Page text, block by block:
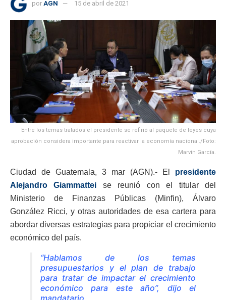
por AGN 15 de abril de 2021
Entre los temas tratados el presidente se refirió al paquete de leyes cuya
aprobación considera importante para reactivar la economía nacional./Foto:
Marvin García.
Ciudad de Guatemala, 3 mar (AGN).- El presidente
Alejandro Giammattei se reunió con el titular del
Ministerio de Finanzas Públicas (Minfin), Álvaro
González Ricci, y otras autoridades de esa cartera para
abordar diversas estrategias para propiciar el crecimiento
económico del país.
“Hablamos de los temas
presupuestarios y el plan de trabajo
para tratar de impactar el crecimiento
económico para este año”, dijo el